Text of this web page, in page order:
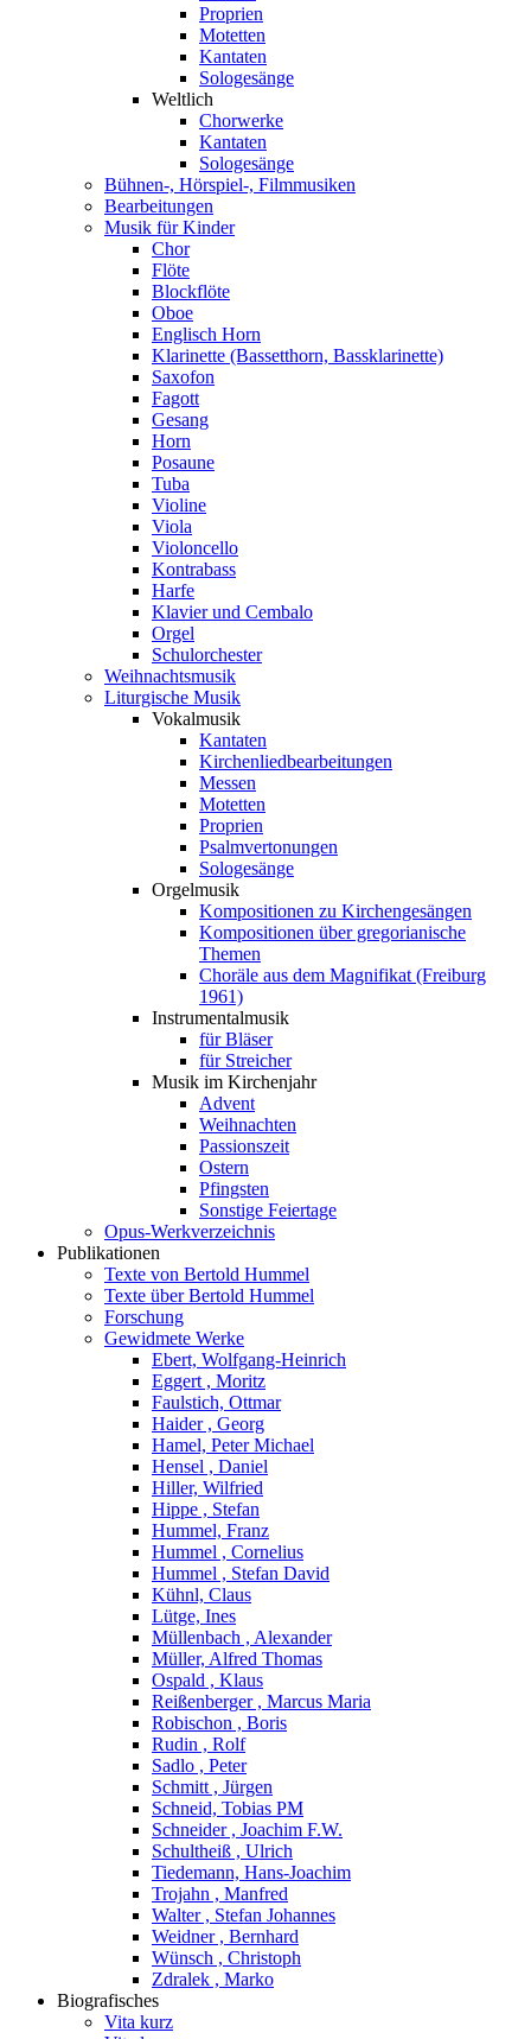
Proprien
Motetten
Kantaten
Sologesänge
Weltlich
Chorwerke
Kantaten
Sologesänge
Bühnen-, Hörspiel-, Filmmusiken
Bearbeitungen
Musik für Kinder
Chor
Flöte
Blockflöte
Oboe
Englisch Horn
Klarinette (Bassetthorn, Bassklarinette)
Saxofon
Fagott
Gesang
Horn
Posaune
Tuba
Violine
Viola
Violoncello
Kontrabass
Harfe
Klavier und Cembalo
Orgel
Schulorchester
Weihnachtsmusik
Liturgische Musik
Vokalmusik
Kantaten
Kirchenliedbearbeitungen
Messen
Motetten
Proprien
Psalmvertonungen
Sologesänge
Orgelmusik
Kompositionen zu Kirchengesängen
Kompositionen über gregorianische
Themen
Choräle aus dem Magnifikat (Freiburg
1961)
Instrumentalmusik
für Bläser
für Streicher
Musik im Kirchenjahr
Advent
Weihnachten
Passionszeit
Ostern
Pfingsten
Sonstige Feiertage
Opus-Werkverzeichnis
Publikationen
Texte von Bertold Hummel
Texte über Bertold Hummel
Forschung
Gewidmete Werke
Ebert, Wolfgang-Heinrich
Eggert , Moritz
Faulstich, Ottmar
Haider , Georg
Hamel, Peter Michael
Hensel , Daniel
Hiller, Wilfried
Hippe , Stefan
Hummel, Franz
Hummel , Cornelius
Hummel , Stefan David
Kühnl, Claus
Lütge, Ines
Müllenbach , Alexander
Müller, Alfred Thomas
Ospald , Klaus
Reißenberger , Marcus Maria
Robischon , Boris
Rudin , Rolf
Sadlo , Peter
Schmitt , Jürgen
Schneid, Tobias PM
Schneider , Joachim F.W.
Schultheiß , Ulrich
Tiedemann, Hans-Joachim
Trojahn , Manfred
Walter , Stefan Johannes
Weidner , Bernhard
Wünsch , Christoph
Zdralek , Marko
Biografisches
Vita kurz